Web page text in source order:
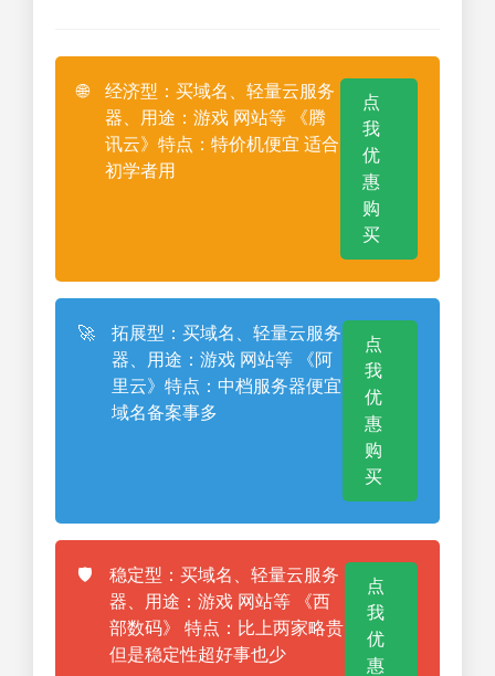
🌐
经济型：买域名、轻量云服务
器、用途：游戏 网站等 《腾
讯云》特点：特价机便宜 适合
初学者用
点
我
优
惠
购
买
🚀
拓展型：买域名、轻量云服务
器、用途：游戏 网站等 《阿
里云》特点：中档服务器便宜
域名备案事多
点
我
优
惠
购
买
🛡️
稳定型：买域名、轻量云服务
器、用途：游戏 网站等 《西
部数码》 特点：比上两家略贵
但是稳定性超好事也少
点
我
优
惠